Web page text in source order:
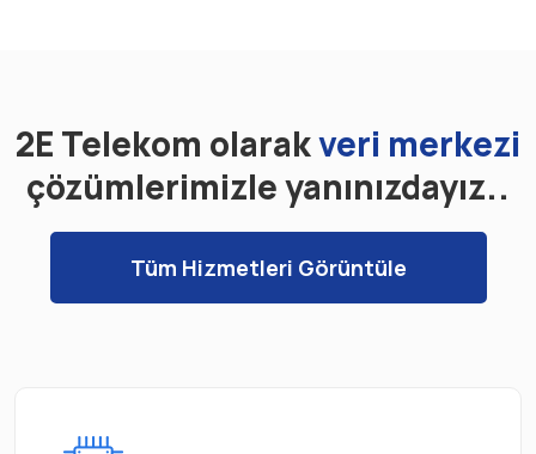
2E Telekom olarakveri merkezi
çözümlerimizle yanınızdayız..
Tüm Hizmetleri Görüntüle